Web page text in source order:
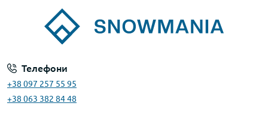
Телефони
+38 097 257 55 95
+38 063 382 84 48